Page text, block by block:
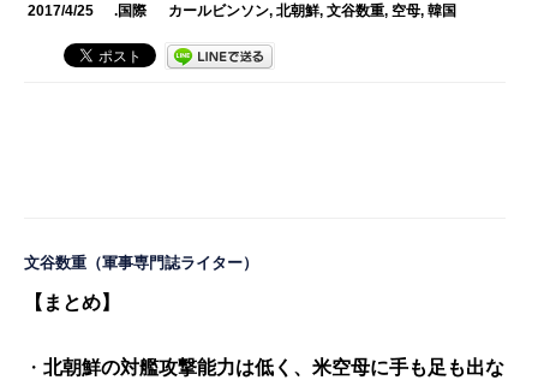
2017/4/25 .国際 カールビンソン, 北朝鮮, 文谷数重, 空母, 韓国
文谷数重 （軍事専門誌ライター）
【まとめ】
・北朝鮮の対艦攻撃能力は低く、米空母に手も足も出な